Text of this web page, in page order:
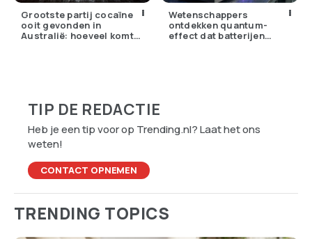
Grootste partij cocaïne
ooit gevonden in
Australië: hoeveel komt
Wetenschappers
ontdekken quantum-
effect dat batterijen
TIP DE REDACTIE
Heb je een tip voor op Trending.nl? Laat het ons
weten!
CONTACT OPNEMEN
TRENDING TOPICS